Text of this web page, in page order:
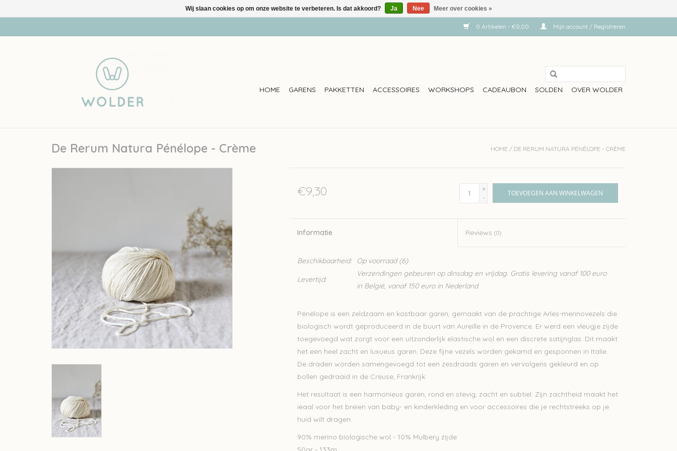
0 Artikelen - €0,00 Mijn account / Registreren
HOME GARENS PAKKETTEN ACCESSOIRES WORKSHOPS CADEAUBON SOLDEN OVER WOLDER
De Rerum Natura Pénélope - Crème HOME / DE RERUM NATURA PÉNÉLOPE - CRÈME
€9,30
+
-
TOEVOEGEN AAN WINKELWAGEN
Informatie Reviews(0)
Beschikbaarheid: Op voorraad(6)
Levertijd:
Verzendingen gebeuren op dinsdag en vrijdag. Gratis levering vanaf 100 euro
in België, vanaf 150 euro in Nederland
Pénélope is een zeldzaam en kostbaar garen, gemaakt van de prachtige Arles-merinovezels die
biologisch wordt geproduceerd in de buurt van Aureille in de Provence. Er werd een vleugje zijde
toegevoegd wat zorgt voor een uitzonderlijk elastische wol en een discrete satijnglas. Dit maakt
het een heel zacht en luxueus garen. Deze fijne vezels worden gekamd en gesponnen in Italie.
De draden worden samengevoegd tot een zesdraads garen en vervolgens gekleurd en op
bollen gedraaid in de Creuse, Frankrijk.
Het resultaat is een harmonieus garen, rond en stevig, zacht en subtiel. Zijn zachtheid maakt het
ieaal voor het breien van baby- en kinderkleding en voor accessoires die je rechtstreeks op je
huid wilt dragen.
90% merino biologische wol - 10% Mulbery zijde
Wij slaan cookies op om onze website te verbeteren. Is dat akkoord? Ja Nee Meer over cookies »